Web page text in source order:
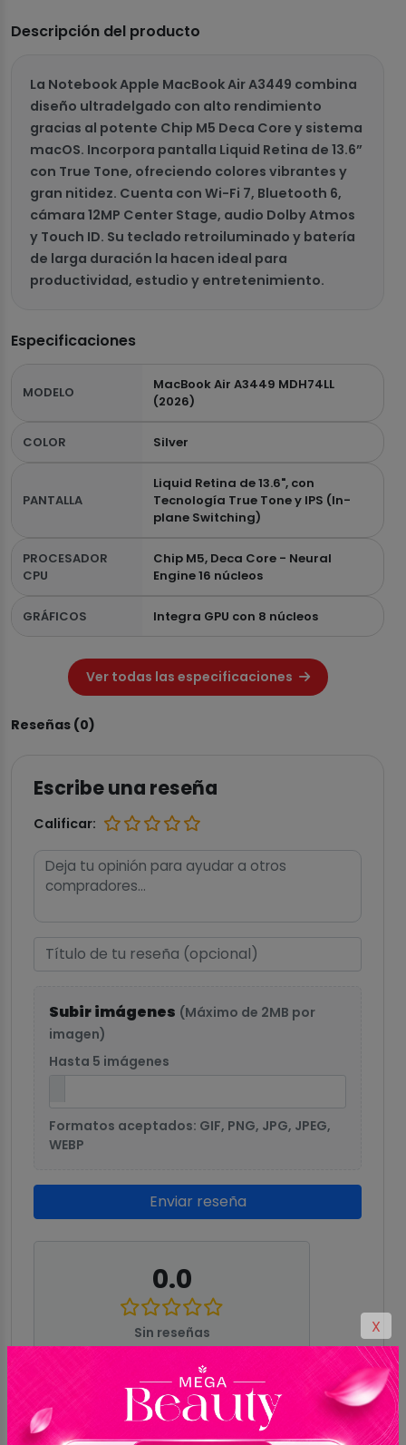
Descripción del producto
La Notebook Apple MacBook Air A3449 combina
diseño ultradelgado con alto rendimiento
gracias al potente Chip M5 Deca Core y sistema
macOS. Incorpora pantalla Liquid Retina de 13.6”
con True Tone, ofreciendo colores vibrantes y
gran nitidez. Cuenta con Wi-Fi 7, Bluetooth 6,
cámara 12MP Center Stage, audio Dolby Atmos
y Touch ID. Su teclado retroiluminado y batería
de larga duración la hacen ideal para
productividad, estudio y entretenimiento.
Especificaciones
MODELO
MacBook Air A3449 MDH74LL
(2026)
COLOR Silver
PANTALLA
Liquid Retina de 13.6", con
Tecnología True Tone y IPS (In-
plane Switching)
PROCESADOR
CPU
Chip M5, Deca Core - Neural
Engine 16 núcleos
GRÁFICOS Integra GPU con 8 núcleos
Ver todas las especificaciones
Reseñas (0)
Escribe una reseña
Calificar:
Subir imágenes (Máximo de 2MB por
imagen)
Hasta 5 imágenes
Formatos aceptados: GIF, PNG, JPG, JPEG,
WEBP
Enviar reseña
0.0
Sin reseñas
0
X